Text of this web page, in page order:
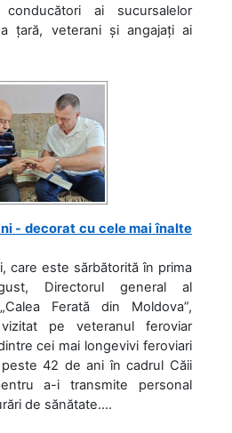
conducători ai sucursalelor
țară, veterani și angajați ai
- decorat cu cele mai înalte
care este sărbătorită în prima
Directorul general al
Ferată din Moldova”,
pe veteranul feroviar
cei mai longevivi feroviari
42 de ani în cadrul Căii
a-i transmite personal
de sănătate....